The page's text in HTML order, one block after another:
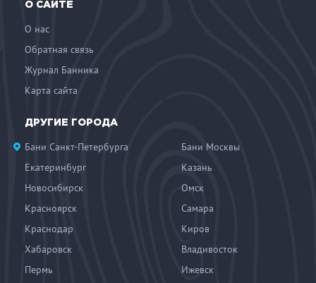
О САЙТЕ
О нас
Обратная связь
Журнал Банника
Карта сайта
ДРУГИЕ ГОРОДА
Бани Санкт-Петербурга
Бани Москвы
Екатеринбург
Казань
Новосибирск
Омск
Красноярск
Самара
Краснодар
Киров
Хабаровск
Владивосток
Пермь
Ижевск